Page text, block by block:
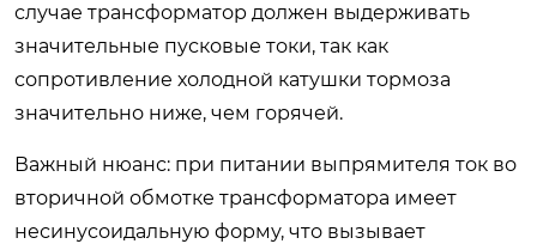
случае трансформатор должен выдерживать
значительные пусковые токи, так как
сопротивление холодной катушки тормоза
значительно ниже, чем горячей.
Важный нюанс: при питании выпрямителя ток во
вторичной обмотке трансформатора имеет
несинусоидальную форму, что вызывает